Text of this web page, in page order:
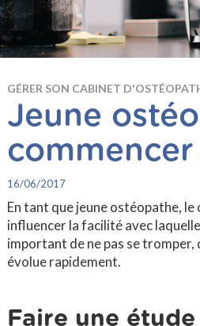
GÉRER SON CABINET
Jeune
16/06/2017
En tant que jeune ostéopathe,
influencer la facilité avec
important de ne pas se tromper,
évolue rapidement.
Faire une